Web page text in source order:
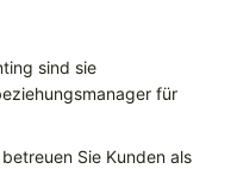
sind sie
für
Sie Kunden als